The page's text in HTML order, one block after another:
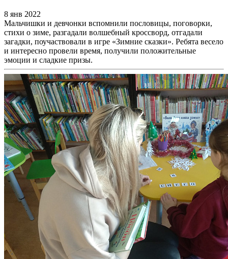
8 янв 2022
Мальчишки и девчонки вспомнили пословицы, поговорки,
стихи о зиме, разгадали волшебный кроссворд, отгадали
загадки, поучаствовали в игре «Зимние сказки». Ребята весело
и интересно провели время, получили положительные
эмоции и сладкие призы.